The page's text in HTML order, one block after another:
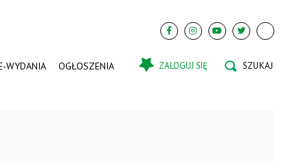
WYDANIA OGŁOSZENIA ZALOGUJ SIĘ